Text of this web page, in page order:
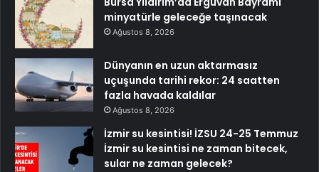
minyatürle geleceğe taşınacak
Ağustos 8, 2026
Dünyanın en uzun aktarmasız
uçuşunda tarihi rekor: 24 saatten
fazla havada kaldılar
Ağustos 8, 2026
İzmir su kesintisi! İZSU 24-25 Temmuz
İzmir su kesintisi ne zaman bitecek,
sular ne zaman gelecek?